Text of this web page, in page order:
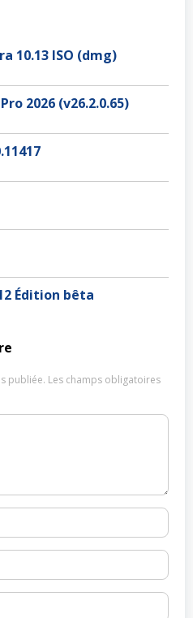
10.13 ISO (dmg)
2026 (v26.2.0.65)
Édition bêta
publiée. Les champs obligatoires